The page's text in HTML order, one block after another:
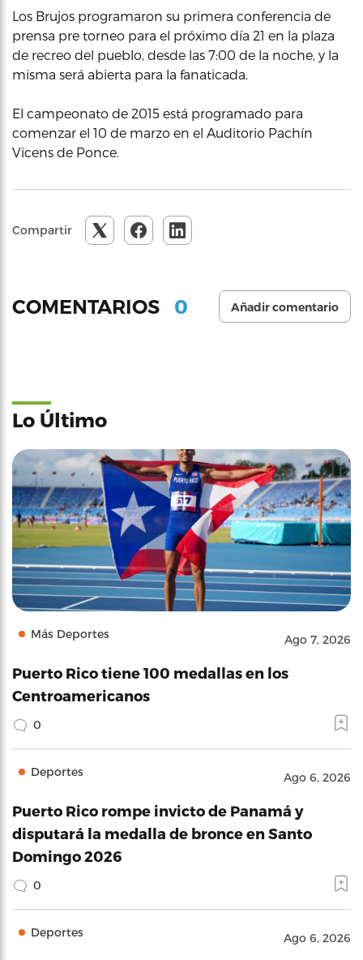
Los Brujos programaron su primera conferencia de
prensa pre torneo para el próximo día 21 en la plaza
de recreo del pueblo, desde las 7:00 de la noche, y la
misma será abierta para la fanaticada.
El campeonato de 2015 está programado para
comenzar el 10 de marzo en el Auditorio Pachín
Vicens de Ponce.
Compartir
COMENTARIOS 0 Añadir comentario
Lo Último
Más Deportes Ago 7, 2026
Puerto Rico tiene 100 medallas en los
Centroamericanos
0
Deportes Ago 6, 2026
Puerto Rico rompe invicto de Panamá y
disputará la medalla de bronce en Santo
Domingo 2026
0
Deportes Ago 6, 2026